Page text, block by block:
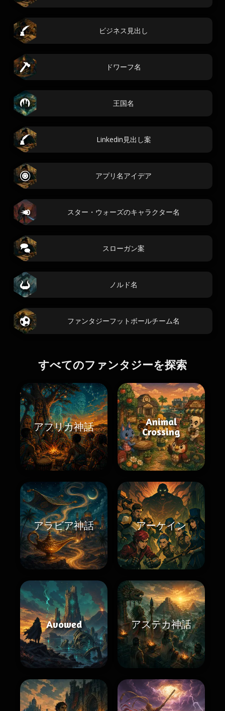
ビジネス見出し
ドワーフ名
王国名
Linkedin見出し案
アプリ名アイデア
スター・ウォーズのキャラクター名
スローガン案
ノルド名
ファンタジーフットボールチーム名
すべてのファンタジーを探索
アフリカ神話
Animal
Crossing
アラビア神話 アーケイン
Avowed アステカ神話